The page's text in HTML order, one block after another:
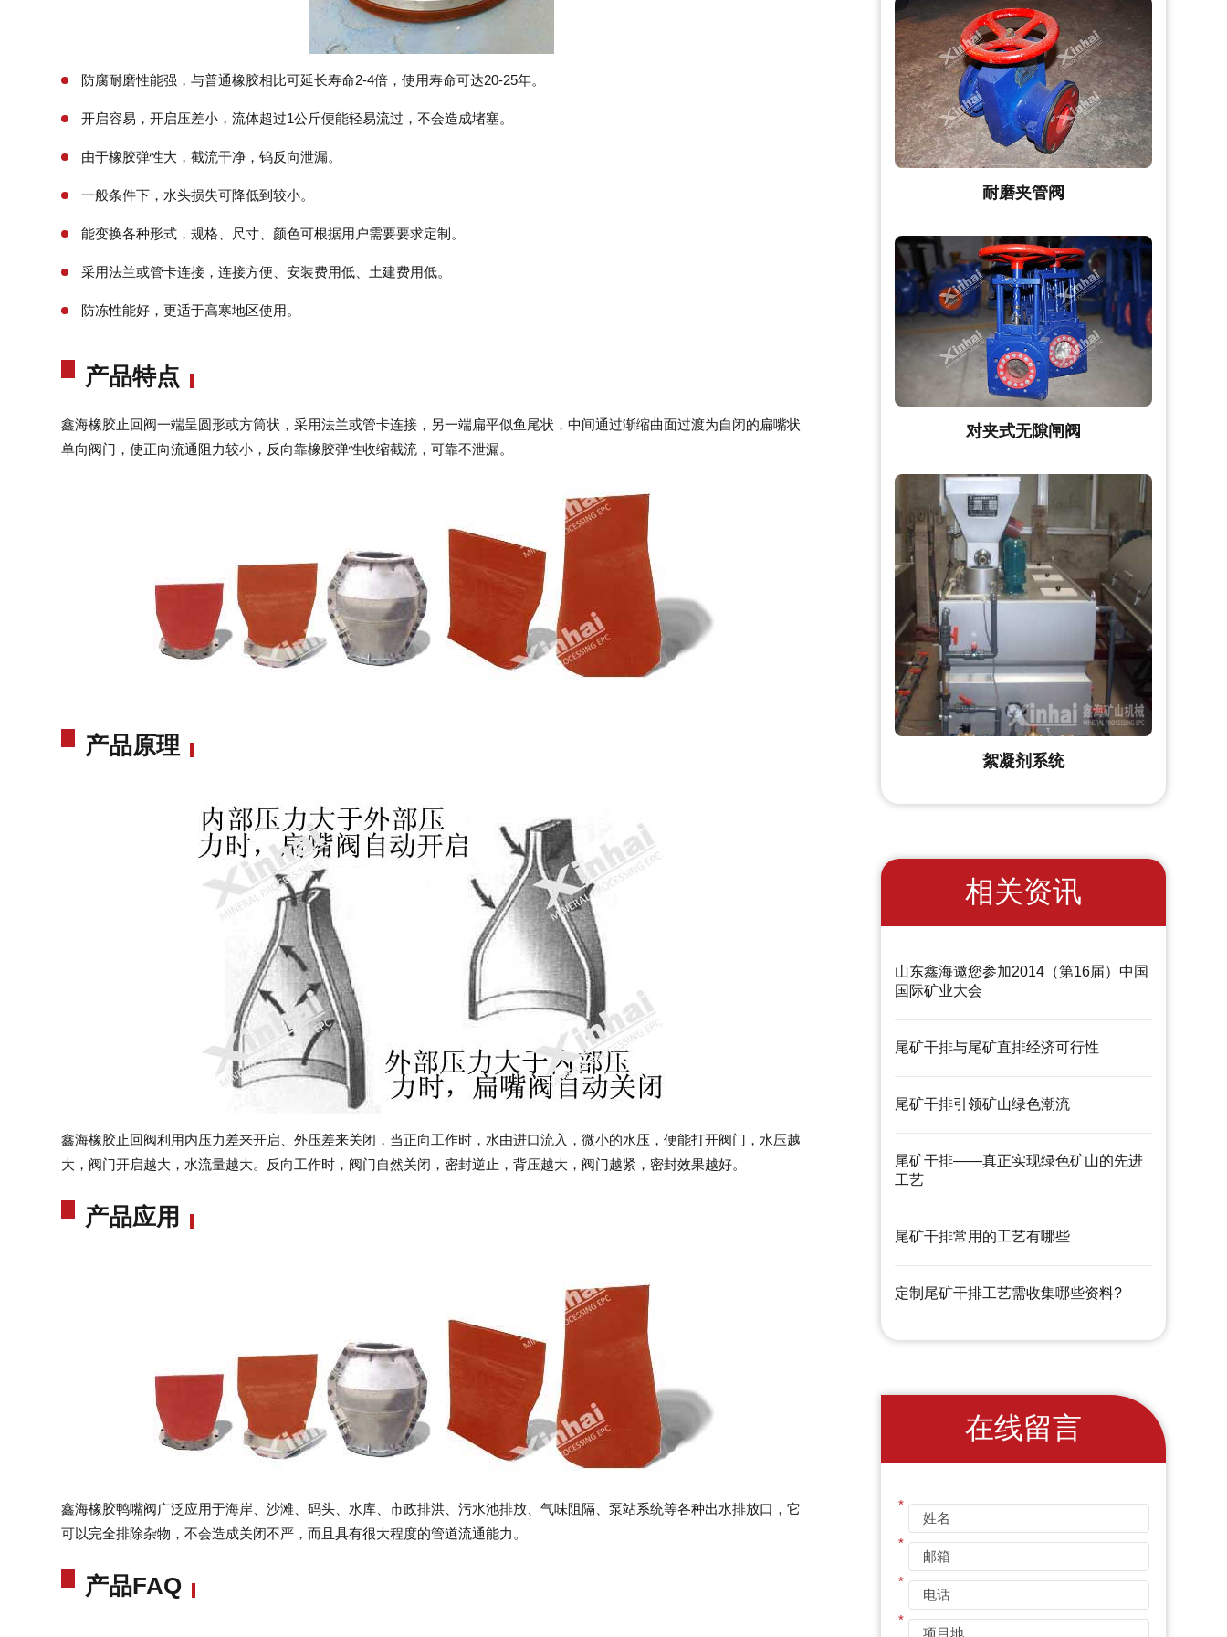
防腐耐磨性能强，与普通橡胶相比可延长寿命2-4倍，使用寿命可达20-25年。
开启容易，开启压差小，流体超过1公斤便能轻易流过，不会造成堵塞。
由于橡胶弹性大，截流干净，钨反向泄漏。
一般条件下，水头损失可降低到较小。
能变换各种形式，规格、尺寸、颜色可根据用户需要要求定制。
采用法兰或管卡连接，连接方便、安装费用低、土建费用低。
防冻性能好，更适于高寒地区使用。
产品特点
鑫海橡胶止回阀一端呈圆形或方筒状，采用法兰或管卡连接，另一端扁平似鱼尾状，中间通过渐缩曲面过渡为自闭的扁嘴状
单向阀门，使正向流通阻力较小，反向靠橡胶弹性收缩截流，可靠不泄漏。
产品原理
鑫海橡胶止回阀利用内压力差来开启、外压差来关闭，当正向工作时，水由进口流入，微小的水压，便能打开阀门，水压越
大，阀门开启越大，水流量越大。反向工作时，阀门自然关闭，密封逆止，背压越大，阀门越紧，密封效果越好。
产品应用
鑫海橡胶鸭嘴阀广泛应用于海岸、沙滩、码头、水库、市政排洪、污水池排放、气味阻隔、泵站系统等各种出水排放口，它
可以完全排除杂物，不会造成关闭不严，而且具有很大程度的管道流通能力。
产品FAQ
耐磨夹管阀
对夹式无隙闸阀
絮凝剂系统
相关资讯
山东鑫海邀您参加2014（第16届）中国
国际矿业大会
尾矿干排与尾矿直排经济可行性
尾矿干排引领矿山绿色潮流
尾矿干排——真正实现绿色矿山的先进
工艺
尾矿干排常用的工艺有哪些
定制尾矿干排工艺需收集哪些资料?
在线留言
*
*
*
*